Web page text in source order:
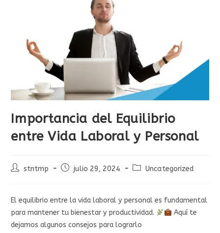
Importancia del Equilibrio
entre Vida Laboral y Personal
Autor
entrada:
stntmp
Publicación
entrada:
julio 29, 2024
Categoría
entrada:
Uncategorized
El equilibrio entre la vida laboral y personal es fundamental
para mantener tu bienestar y productividad.
Aquí te
dejamos algunos consejos para lograrlo